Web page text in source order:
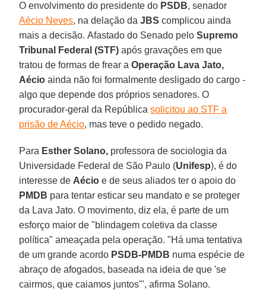
O envolvimento do presidente do PSDB, senador
Aécio Neves, na delação daJBS complicou ainda
mais a decisão. Afastado do Senado peloSupremo
Tribunal Federal (STF) após gravações em que
tratou de formas de frear aOperação Lava Jato,
Aécio ainda não foi formalmente desligado do cargo -
algo que depende dos próprios senadores. O
procurador-geral da Repúblicasolicitou ao STF a
prisão de Aécio, mas teve o pedido negado.
Para Esther Solano, professora de sociologia da
Universidade Federal de São Paulo (Unifesp), é do
interesse de Aécio e de seus aliados ter o apoio do
PMDB para tentar esticar seu mandato e se proteger
da Lava Jato. O movimento, diz ela, é parte de um
esforço maior de "blindagem coletiva da classe
política" ameaçada pela operação. "Há uma tentativa
de um grande acordo PSDB-PMDB numa espécie de
abraço de afogados, baseada na ideia de que 'se
cairmos, que caiamos juntos'", afirma Solano.